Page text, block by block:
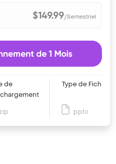
$149.99/Semestriel
de 1 Mois
de
Type de Fichier
pptx